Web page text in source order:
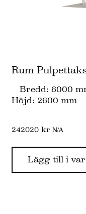
Rum
Bredd: 6000
Höjd: 2600 mm
242020kr N/A
Lägg till i